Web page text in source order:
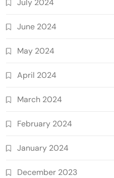
July 2024
June 2024
May 2024
April 2024
March 2024
February 2024
January 2024
December 2023